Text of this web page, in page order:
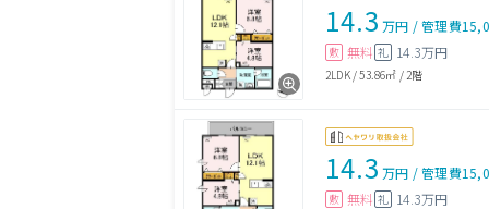
14.3 万円 /管理費
敷 無料 礼 14.3万円
2LDK/53.86㎡ / 2階
14.3 万円 /管理費
敷 無料 礼 14.3万円